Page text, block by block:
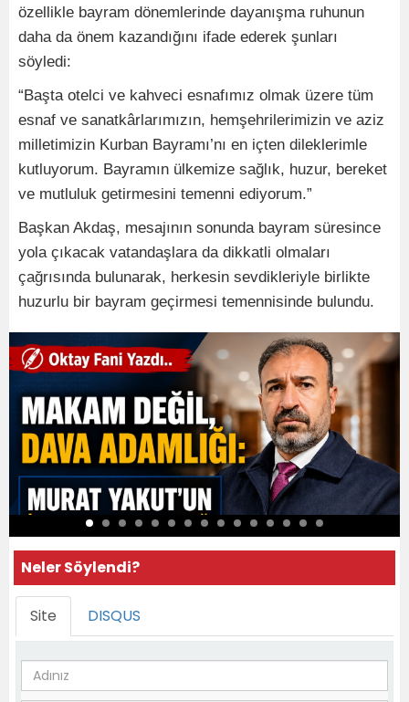
özellikle bayram dönemlerinde dayanışma ruhunun
daha da önem kazandığını ifade ederek şunları
söyledi:
“Başta otelci ve kahveci esnafımız olmak üzere tüm
esnaf ve sanatkârlarımızın, hemşehrilerimizin ve aziz
milletimizin Kurban Bayramı’nı en içten dileklerimle
kutluyorum. Bayramın ülkemize sağlık, huzur, bereket
ve mutluluk getirmesini temenni ediyorum.”
Başkan Akdaş, mesajının sonunda bayram süresince
yola çıkacak vatandaşlara da dikkatli olmaları
çağrısında bulunarak, herkesin sevdikleriyle birlikte
huzurlu bir bayram geçirmesi temennisinde bulundu.
Neler Söylendi?
Site DISQUS